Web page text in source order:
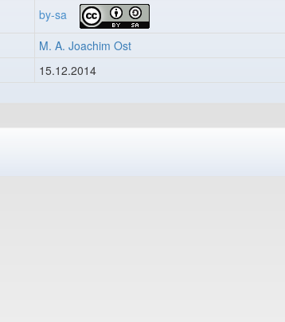
by-sa
M. A. Joachim Ost
15.12.2014